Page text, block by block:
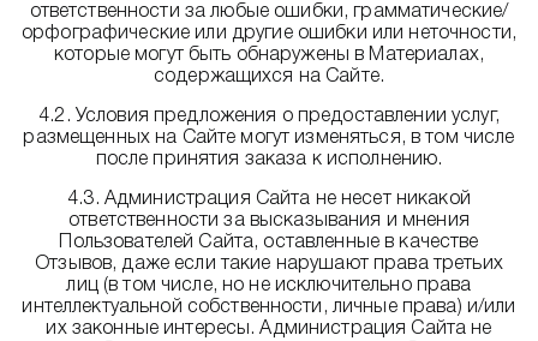
ответственности за любые ошибки, грамматические/
орфографические или другие ошибки или неточности,
которые могут быть обнаружены в Материалах,
содержащихся на Сайте.
4.2. Условия предложения о предоставлении услуг,
размещенных на Сайте могут изменяться, в том числе
после принятия заказа к исполнению.
4.3. Администрация Сайта не несет никакой
ответственности за высказывания и мнения
Пользователей Сайта, оставленные в качестве
Отзывов, даже если такие нарушают права третьих
лиц (в том числе, но не исключительно права
интеллектуальной собственности, личные права) и/или
их законные интересы. Администрация Сайта не